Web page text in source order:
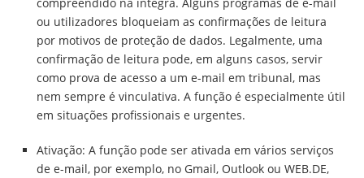
compreendido na íntegra. Alguns programas de e-mail
ou utilizadores bloqueiam as confirmações de leitura
por motivos de proteção de dados. Legalmente, uma
confirmação de leitura pode, em alguns casos, servir
como prova de acesso a um e-mail em tribunal, mas
nem sempre é vinculativa. A função é especialmente útil
em situações profissionais e urgentes.
Ativação: A função pode ser ativada em vários serviços
de e-mail, por exemplo, no Gmail, Outlook ou WEB.DE,